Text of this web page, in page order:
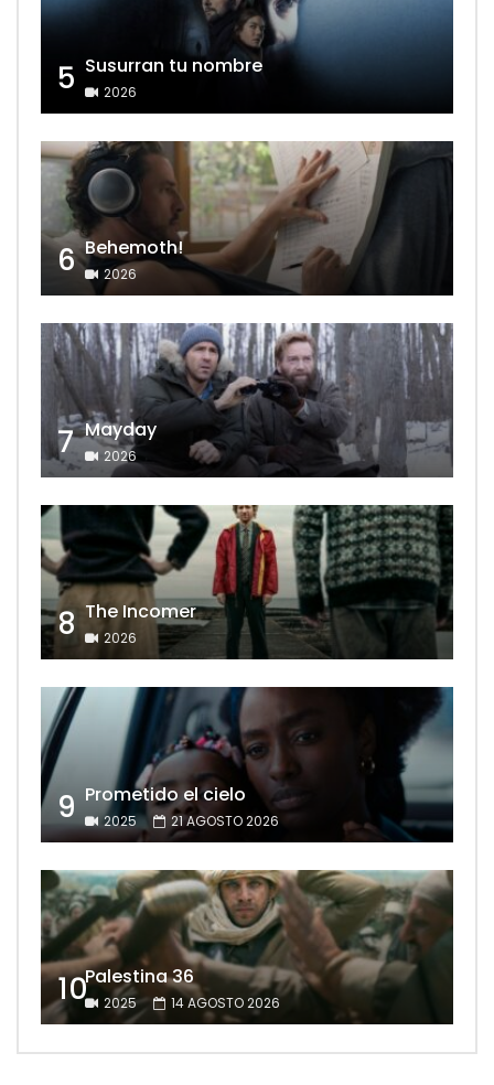
5 Susurran tu nombre
2026
6 Behemoth!
2026
7 Mayday
2026
8 The Incomer
2026
9 Prometido el cielo
2025 21 AGOSTO 2026
10Palestina 36
2025 14 AGOSTO 2026